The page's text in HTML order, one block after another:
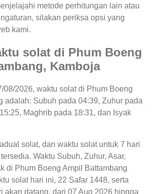
metode perhitungan lain atau
silakan periksa opsi yang
kami.
solat di Phum Boeng
Kamboja
08/2026, waktu solat di Phum Boeng
adalah: Subuh pada 04:39, Zuhur pada
Maghrib pada 18:31, dan Isyak
solat, dan waktu solat untuk 7 hari
Waktu Subuh, Zuhur, Asar,
di Phum Boeng Ampil Battambang
solat hari ini, 22 Safar 1448, serta
akan datang, dari 07 Aug 2026 hingga